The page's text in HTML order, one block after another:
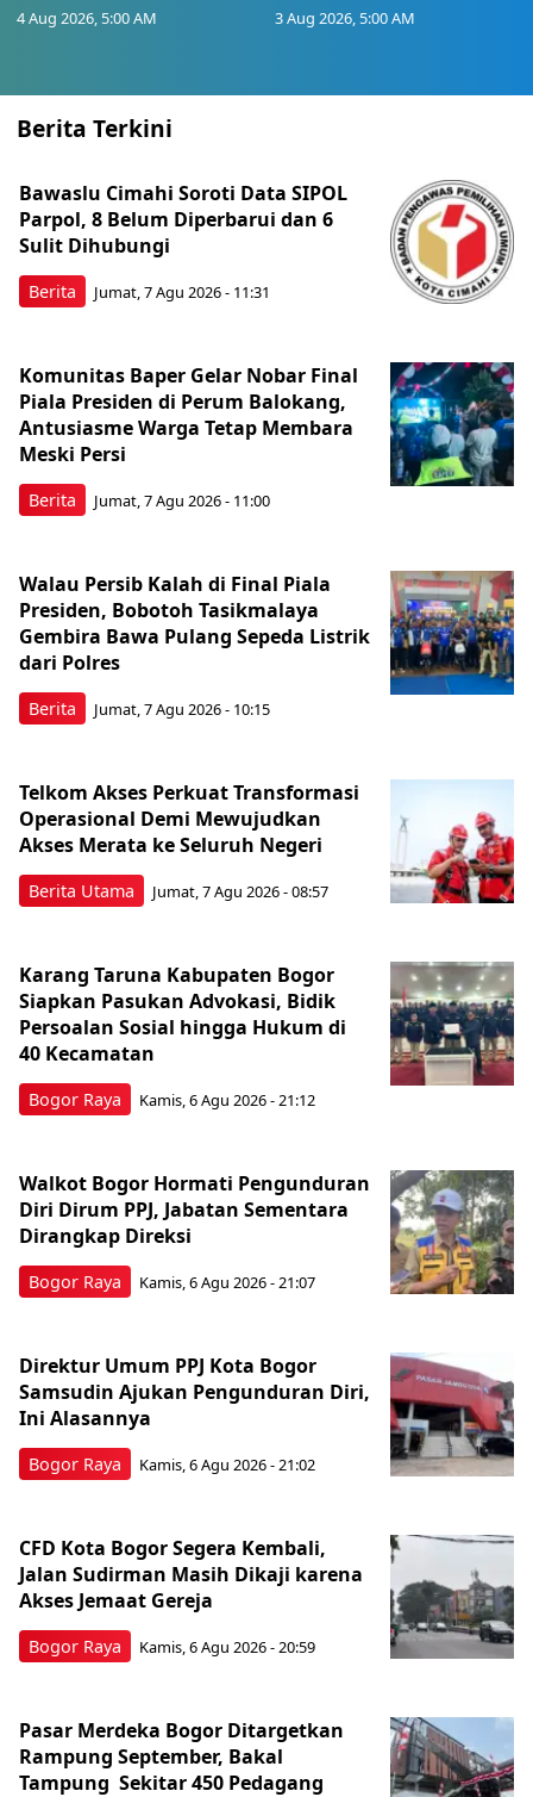
4 Aug 2026, 5:00 AM 3 Aug 2026, 5:00 AM
Berita Terkini
Berita
Bawaslu Cimahi Soroti Data SIPOL
Parpol, 8 Belum Diperbarui dan 6
Sulit Dihubungi
Jumat, 7 Agu 2026 - 11:31
Berita
Komunitas Baper Gelar Nobar Final
Piala Presiden di Perum Balokang,
Antusiasme Warga Tetap Membara
Meski Persi
Jumat, 7 Agu 2026 - 11:00
Berita
Walau Persib Kalah di Final Piala
Presiden, Bobotoh Tasikmalaya
Gembira Bawa Pulang Sepeda Listrik
dari Polres
Jumat, 7 Agu 2026 - 10:15
Berita Utama
Telkom Akses Perkuat Transformasi
Operasional Demi Mewujudkan
Akses Merata ke Seluruh Negeri
Jumat, 7 Agu 2026 - 08:57
Bogor Raya
Karang Taruna Kabupaten Bogor
Siapkan Pasukan Advokasi, Bidik
Persoalan Sosial hingga Hukum di
40 Kecamatan
Kamis, 6 Agu 2026 - 21:12
Bogor Raya
Walkot Bogor Hormati Pengunduran
Diri Dirum PPJ, Jabatan Sementara
Dirangkap Direksi
Kamis, 6 Agu 2026 - 21:07
Bogor Raya
Direktur Umum PPJ Kota Bogor
Samsudin Ajukan Pengunduran Diri,
Ini Alasannya
Kamis, 6 Agu 2026 - 21:02
Bogor Raya
CFD Kota Bogor Segera Kembali,
Jalan Sudirman Masih Dikaji karena
Akses Jemaat Gereja
Kamis, 6 Agu 2026 - 20:59
Pasar Merdeka Bogor Ditargetkan
Rampung September, Bakal
Tampung Sekitar 450 Pedagang